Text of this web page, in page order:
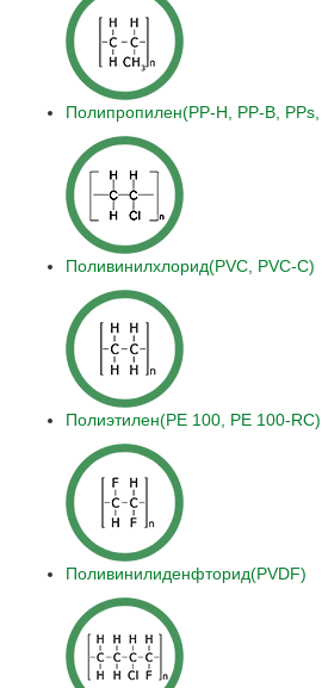
Полипропилен(PP-H, PP-B,
Поливинилхлорид(PVC, PVC-C)
Полиэтилен(PE 100, PE 100-RC)
Поливинилиденфторид(PVDF)